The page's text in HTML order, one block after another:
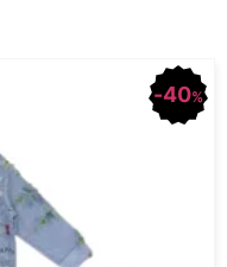
40%